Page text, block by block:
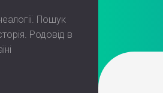
Пошук
Родовід в